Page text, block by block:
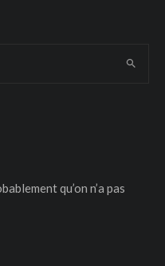
qu’on n’a pas